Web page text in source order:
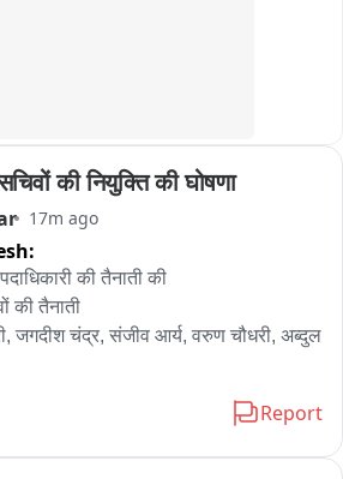
की नियुक्ति की घोषणा
17m ago
की तैनाती की
की तैनाती
जगदीश चंद्र, संजीव आर्य, वरुण चौधरी, अब्दुल
Report